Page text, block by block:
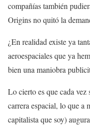
compañías también
Origins no quitó la
¿En realidad existe ya
aeroespaciales que ya
bien una maniobra
Lo cierto es que cada vez
carrera espacial, lo que
capitalista que soy)